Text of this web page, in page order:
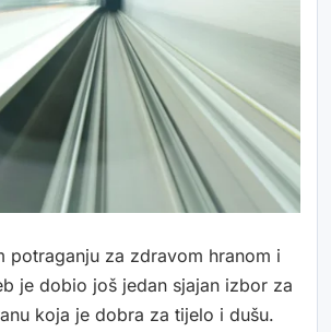
potraganju za zdravom hranom i
je dobio još jedan sjajan izbor za
koja je dobra za tijelo i dušu.